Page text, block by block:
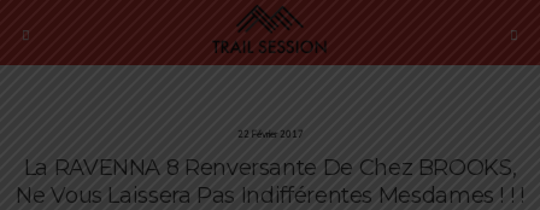
22 Février 2017
La RAVENNA 8 Renversante De Chez BROOKS,
Ne Vous Laissera Pas Indifférentes Mesdames ! ! !